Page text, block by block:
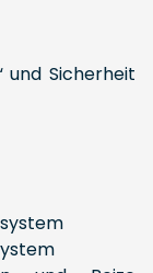
und Sicherheit